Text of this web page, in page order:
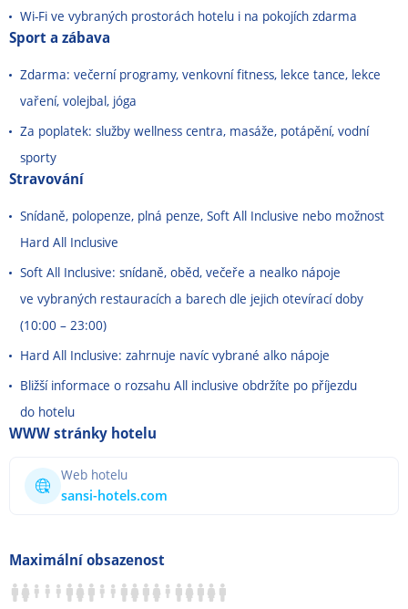
Wi-Fi ve vybraných prostorách hotelu i na pokojích zdarma
Sport a zábava
Zdarma: večerní programy, venkovní fitness, lekce tance, lekce
vaření, volejbal, jóga
Za poplatek: služby wellness centra, masáže, potápění, vodní
sporty
Stravování
Snídaně, polopenze, plná penze, Soft All Inclusive nebo možnost
Hard All Inclusive
Soft All Inclusive: snídaně, oběd, večeře a nealko nápoje
ve vybraných restauracích a barech dle jejich otevírací doby
(10:00 – 23:00)
Hard All Inclusive: zahrnuje navíc vybrané alko nápoje
Bližší informace o rozsahu All inclusive obdržíte po příjezdu
do hotelu
WWW stránky hotelu
Web hotelu
sansi-hotels.com
Maximální obsazenost